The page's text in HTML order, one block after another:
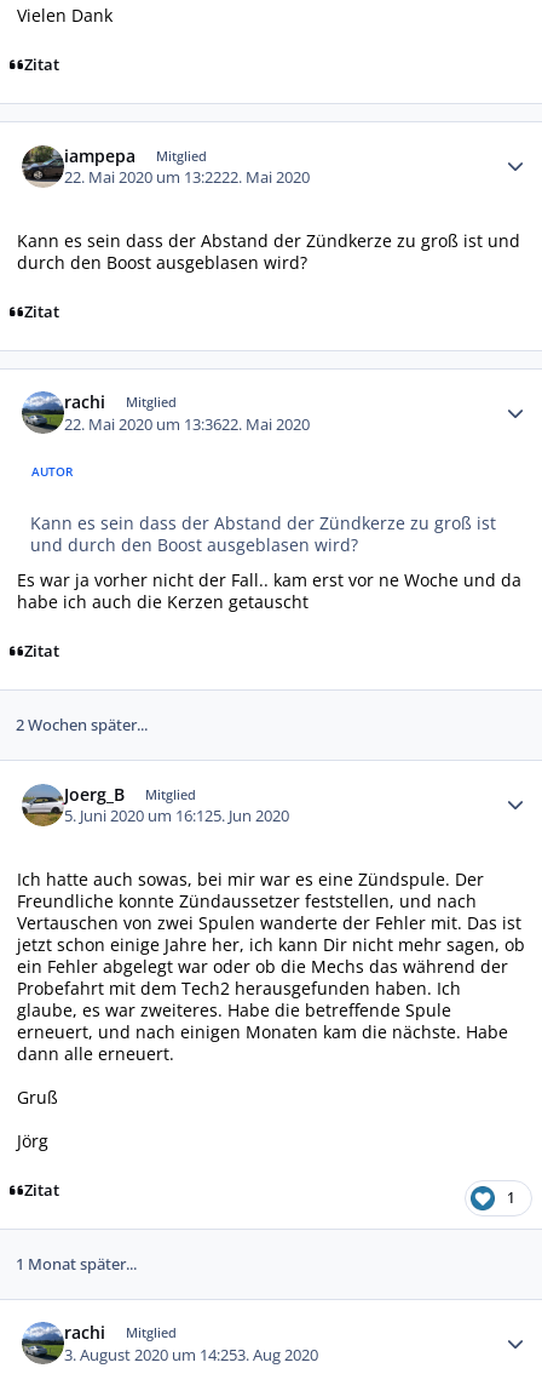
Vielen Dank
Zitat
iampepa Mitglied
22. Mai 2020 um 13:2222. Mai 2020
Kann es sein dass der Abstand der Zündkerze zu groß ist und
durch den Boost ausgeblasen wird?
Zitat
rachi Mitglied
22. Mai 2020 um 13:3622. Mai 2020
AUTOR
Kann es sein dass der Abstand der Zündkerze zu groß ist
und durch den Boost ausgeblasen wird?
Es war ja vorher nicht der Fall.. kam erst vor ne Woche und da
habe ich auch die Kerzen getauscht
Zitat
2 Wochen später...
Joerg_B Mitglied
5. Juni 2020 um 16:125. Jun 2020
Ich hatte auch sowas, bei mir war es eine Zündspule. Der
Freundliche konnte Zündaussetzer feststellen, und nach
Vertauschen von zwei Spulen wanderte der Fehler mit. Das ist
jetzt schon einige Jahre her, ich kann Dir nicht mehr sagen, ob
ein Fehler abgelegt war oder ob die Mechs das während der
Probefahrt mit dem Tech2 herausgefunden haben. Ich
glaube, es war zweiteres. Habe die betreffende Spule
erneuert, und nach einigen Monaten kam die nächste. Habe
dann alle erneuert.
Gruß
Jörg
Zitat 1
1 Monat später...
rachi Mitglied
3. August 2020 um 14:253. Aug 2020